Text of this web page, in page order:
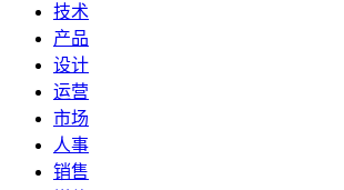
技术
产品
设计
运营
市场
人事
销售